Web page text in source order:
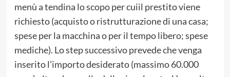
menù a tendina lo scopo per cuiil prestito viene
richiesto (acquisto o ristrutturazione di una casa;
spese per la macchina o per il tempo libero; spese
mediche). Lo step successivo prevede che venga
inserito l’importo desiderato (massimo 60.000